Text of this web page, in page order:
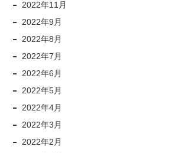
2022年11月
2022年9月
2022年8月
2022年7月
2022年6月
2022年5月
2022年4月
2022年3月
2022年2月